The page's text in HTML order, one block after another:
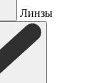
Линзы